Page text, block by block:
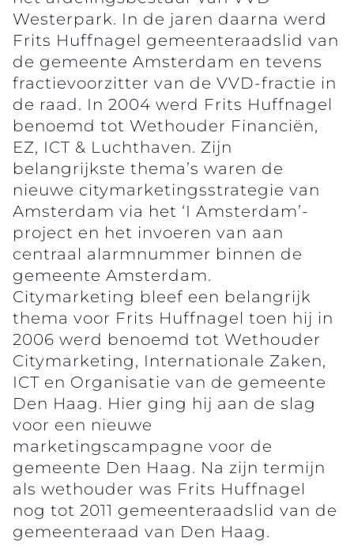
Westerpark. In de jaren daarna werd
Frits Huffnagel gemeenteraadslid van
de gemeente Amsterdam en tevens
fractievoorzitter van de VVD-fractie in
de raad. In 2004 werd Frits Huffnagel
benoemd tot Wethouder Financiën,
EZ, ICT & Luchthaven. Zijn
belangrijkste thema’s waren de
nieuwe citymarketingsstrategie van
Amsterdam via het ‘I Amsterdam’-
project en het invoeren van aan
centraal alarmnummer binnen de
gemeente Amsterdam.
Citymarketing bleef een belangrijk
thema voor Frits Huffnagel toen hij in
2006 werd benoemd tot Wethouder
Citymarketing, Internationale Zaken,
ICT en Organisatie van de gemeente
Den Haag. Hier ging hij aan de slag
voor een nieuwe
marketingscampagne voor de
gemeente Den Haag. Na zijn termijn
als wethouder was Frits Huffnagel
nog tot 2011 gemeenteraadslid van de
gemeenteraad van Den Haag.